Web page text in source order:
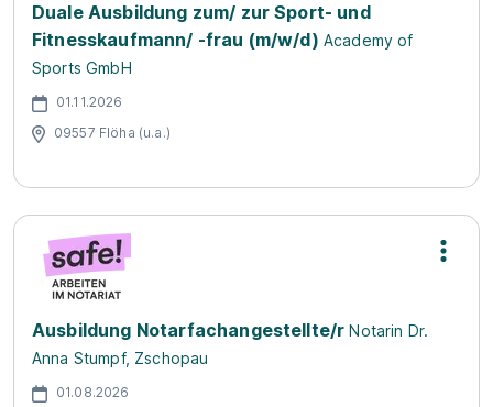
Duale Ausbildung zum/ zur Sport- und
Fitnesskaufmann/ -frau (m/w/d) Academy of
Sports GmbH
01.11.2026
09557 Flöha (u.a.)
Ausbildung Notarfachangestellte/r Notarin Dr.
Anna Stumpf, Zschopau
01.08.2026